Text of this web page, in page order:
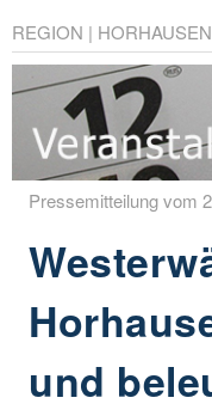
REGION | HORHAUSEN
Pressemitteilung
und